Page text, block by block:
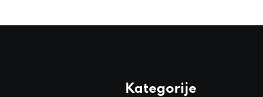
Kategorije